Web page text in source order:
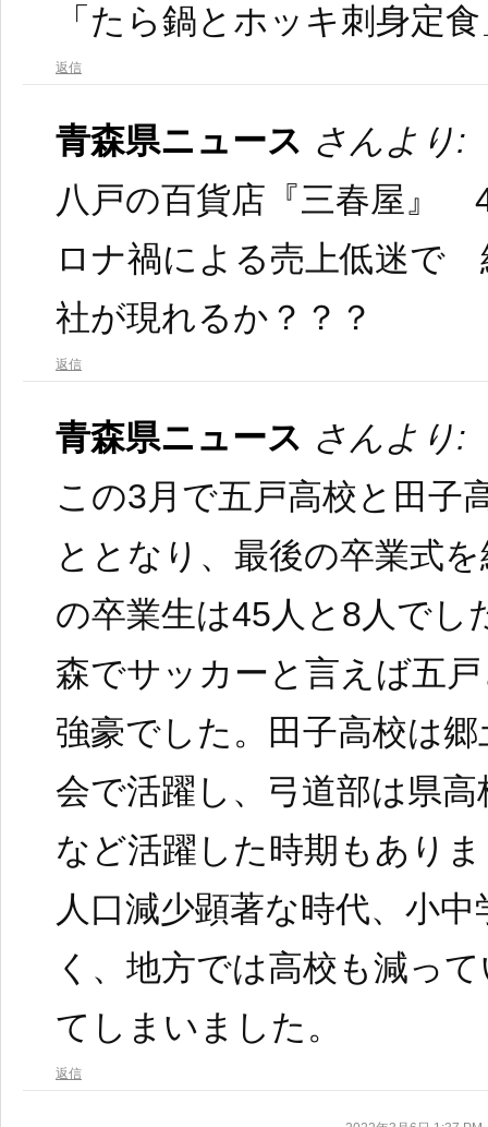
「たら鍋とホッキ刺身定
返信
青森県ニュース さんより:
八戸の百貨店『三春屋』
ロナ禍による売上低迷で
社が現れるか？？？
返信
青森県ニュース さんより:
この3月で五戸高校と田子
ととなり、最後の卒業式
の卒業生は45人と8人でし
森でサッカーと言えば五
強豪でした。田子高校は
会で活躍し、弓道部は県
など活躍した時期もあり
人口減少顕著な時代、小
く、地方では高校も減っ
てしまいました。
返信